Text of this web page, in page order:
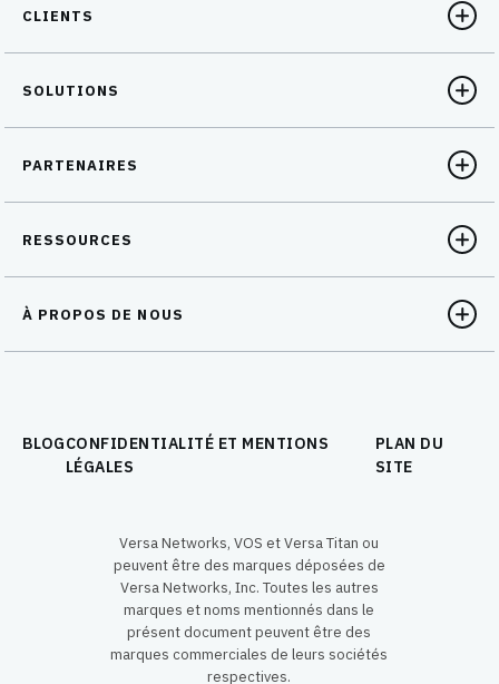
CLIENTS
SOLUTIONS
PARTENAIRES
RESSOURCES
À PROPOS DE NOUS
BLOGCONFIDENTIALITÉ ET MENTIONS
LÉGALES
PLAN DU
SITE
Versa Networks, VOS et Versa Titan ou
peuvent être des marques déposées de
Versa Networks, Inc. Toutes les autres
marques et noms mentionnés dans le
présent document peuvent être des
marques commerciales de leurs sociétés
respectives.